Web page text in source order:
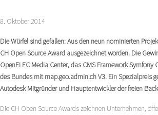
8. Oktober 2014
Die Würfel sind gefallen: Aus den neun nominierten
CH Open Source Award ausgezeichnet worden. Die
OpenELEC Media Center, das CMS Framework Symfony
des Bundes mit map.geo.admin.ch V3. Ein Spezialpreis
Autodesk Mitgründer und Hauptentwickler der freien
Die CH Open Source Awards zeichnen Unternehmen,